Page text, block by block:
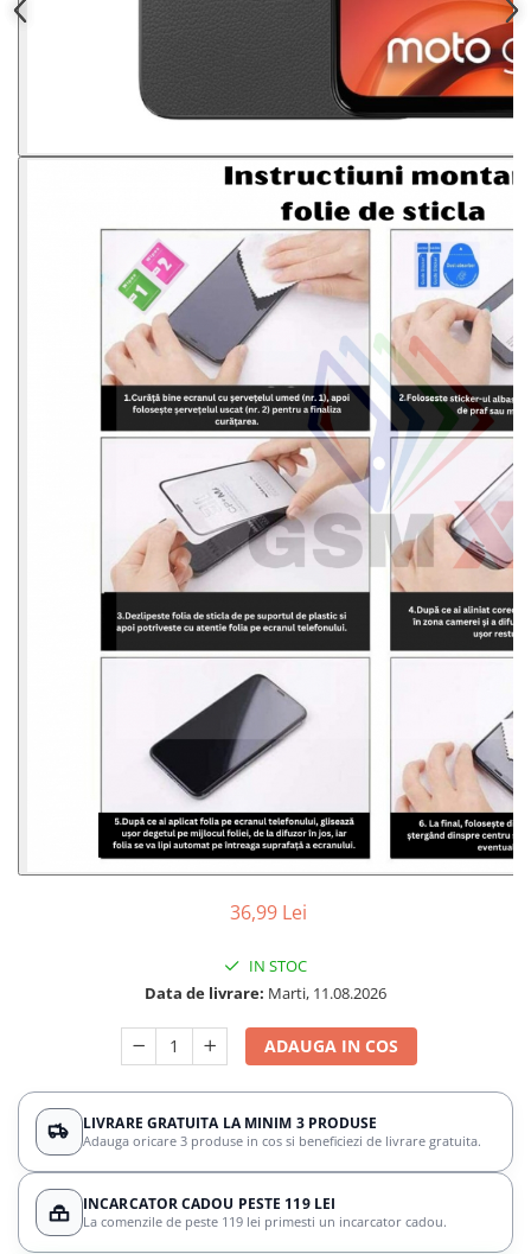
36,99 Lei
IN STOC
Data de livrare: Marti, 11.08.2026
ADAUGA IN COS
LIVRARE GRATUITA LA MINIM 3 PRODUSE
Adauga oricare 3 produse in cos si beneficiezi de livrare gratuita.
INCARCATOR CADOU PESTE 119 LEI
La comenzile de peste 119 lei primesti un incarcator cadou.